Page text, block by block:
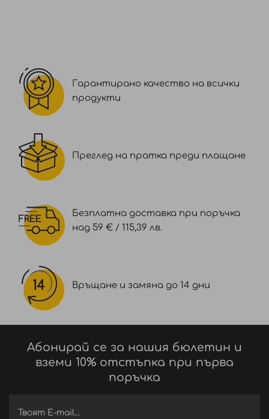
Гарантирано качество на всички
продукти
Преглед на пратка преди плащане
Безплатна доставка при поръчка
над 59 € / 115,39 лв.
Връщане и замяна до 14 дни
Абонирай се за нашия бюлетин и
вземи 10% отстъпка при първа
поръчка